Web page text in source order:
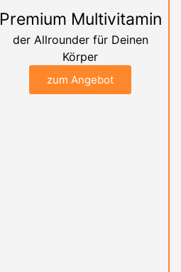
Premium Multivitamin
der Allrounder für Deinen
Körper
zum Angebot